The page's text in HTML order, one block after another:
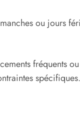
ou jours
fréquents
spécifiques.